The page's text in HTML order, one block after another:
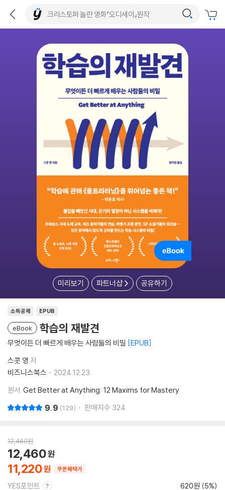
미리보기 파트너샵 공유하기
소득공제 EPUB
eBook 학습의 재발견
무엇이든 더 빠르게 배우는 사람들의 비밀 EPUB
스콧 영 저
비즈니스북스
2024.12.23.
원서 Get Better at Anything: 12 Maxims for Mastery
9.9 129 판매지수 324
12,460원
11,220
12,460
쿠폰혜택가
YES포인트 620원 (5%)